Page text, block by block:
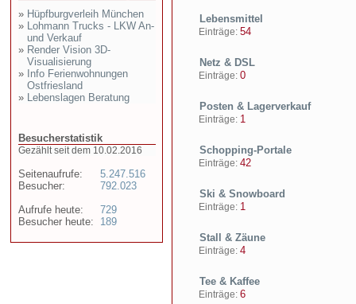
» Hüpfburgverleih München
» Lohmann Trucks - LKW An-
und Verkauf
» Render Vision 3D-
Visualisierung
» Info Ferienwohnungen
Ostfriesland
» Lebenslagen Beratung
Besucherstatistik
Gezählt seit dem 10.02.2016
Seitenaufrufe:
Besucher:
Aufrufe heute:
Besucher heute:
5.247.516
792.023
729
189
Lebensmittel
Einträge: 54
Netz & DSL
Einträge: 0
Posten & Lagerverkauf
Einträge: 1
Schopping-Portale
Einträge: 42
Ski & Snowboard
Einträge: 1
Stall & Zäune
Einträge: 4
Tee & Kaffee
Einträge: 6